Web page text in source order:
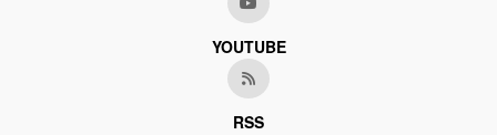
YOUTUBE
RSS